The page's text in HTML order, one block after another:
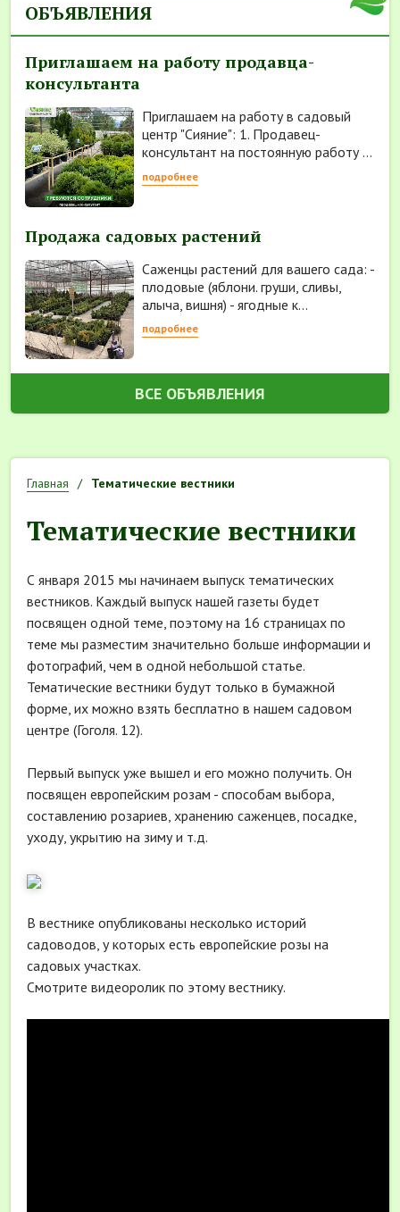
ОБЪЯВЛЕНИЯ
Приглашаем на работу продавца-
консультанта
Приглашаем на работу в садовый
центр "Сияние": 1. Продавец-
консультант на постоянную работу ...
подробнее
Продажа садовых растений
Саженцы растений для вашего сада: -
плодовые (яблони. груши, сливы,
алыча, вишня) - ягодные к...
подробнее
ВСЕ ОБЪЯВЛЕНИЯ
Главная Тематические вестники
Тематические вестники
С января 2015 мы начинаем выпуск тематических
вестников. Каждый выпуск нашей газеты будет
посвящен одной теме, поэтому на 16 страницах по
теме мы разместим значительно больше информации и
фотографий, чем в одной небольшой статье.
Тематические вестники будут только в бумажной
форме, их можно взять бесплатно в нашем садовом
центре (Гоголя. 12).
Первый выпуск уже вышел и его можно получить. Он
посвящен европейским розам - способам выбора,
составлению розариев, хранению саженцев, посадке,
уходу, укрытию на зиму и т.д.
В вестнике опубликованы несколько историй
садоводов, у которых есть европейские розы на
садовых участках.
Смотрите видеоролик по этому вестнику.